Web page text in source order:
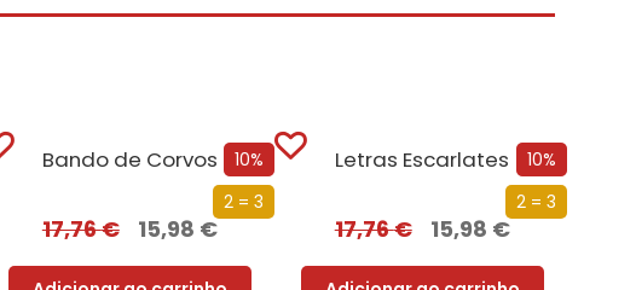
10%
2 = 3
Bando de Corvos
17,76€ 15,98 €
10%
2 = 3
Letras Escarlates
17,76€ 15,98 €